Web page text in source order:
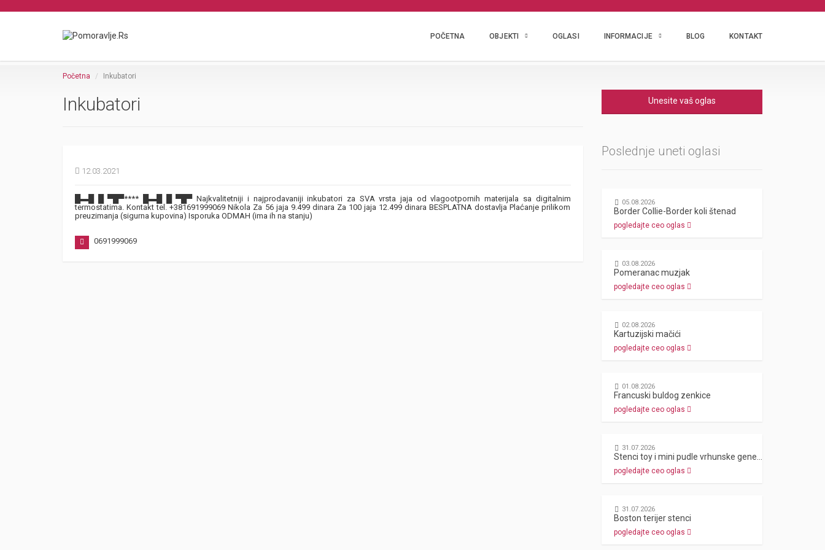
POČETNA OBJEKTI OGLASI INFORMACIJE BLOG KONTAKT
Početna Inkubatori
Inkubatori
12.03.2021
█▬█ █ ▀█▀**** █▬█ █ ▀█▀ Najkvalitetniji i najprodavaniji inkubatori za SVA vrsta jaja od vlagootpornih materijala sa digitalnim
termostatima. Kontakt tel. +381691999069 Nikola Za 56 jaja 9.499 dinara Za 100 jaja 12.499 dinara BESPLATNA dostavlja Plaćanje prilikom
preuzimanja (sigurna kupovina) Isporuka ODMAH (ima ih na stanju)
0691999069
Unesite vaš oglas
Poslednje uneti oglasi
05.08.2026
Border Collie-Border koli štenad
pogledajte ceo oglas
03.08.2026
Pomeranac muzjak
pogledajte ceo oglas
02.08.2026
Kartuzijski mačići
pogledajte ceo oglas
01.08.2026
Francuski buldog zenkice
pogledajte ceo oglas
31.07.2026
pogledajte ceo oglas
31.07.2026
Boston terijer stenci
pogledajte ceo oglas